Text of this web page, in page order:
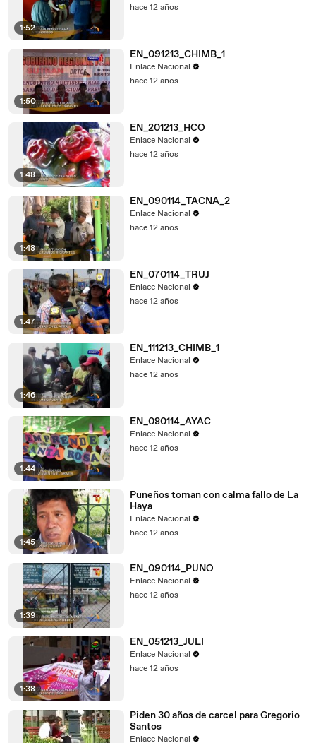
1:52
hace 12 años
1:50
EN_091213_CHIMB_1
Enlace Nacional
hace 12 años
1:48
EN_201213_HCO
Enlace Nacional
hace 12 años
1:48
EN_090114_TACNA_2
Enlace Nacional
hace 12 años
1:47
EN_070114_TRUJ
Enlace Nacional
hace 12 años
1:46
EN_111213_CHIMB_1
Enlace Nacional
hace 12 años
1:44
EN_080114_AYAC
Enlace Nacional
hace 12 años
1:45
Puneños toman con calma fallo de La
Haya
Enlace Nacional
hace 12 años
1:39
EN_090114_PUNO
Enlace Nacional
hace 12 años
1:38
EN_051213_JULI
Enlace Nacional
hace 12 años
Piden 30 años de carcel para Gregorio
Santos
Enlace Nacional